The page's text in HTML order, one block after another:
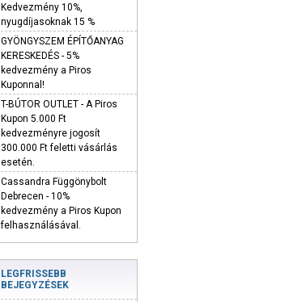
Kedvezmény 10%,
nyugdíjasoknak 15 %
GYÖNGYSZEM ÉPÍTŐANYAG
KERESKEDÉS - 5%
kedvezmény a Piros
Kuponnal!
T-BÚTOR OUTLET - A Piros
Kupon 5.000 Ft
kedvezményre jogosít
300.000 Ft feletti vásárlás
esetén.
Cassandra Függönybolt
Debrecen - 10%
kedvezmény a Piros Kupon
felhasználásával.
LEGFRISSEBB
BEJEGYZÉSEK